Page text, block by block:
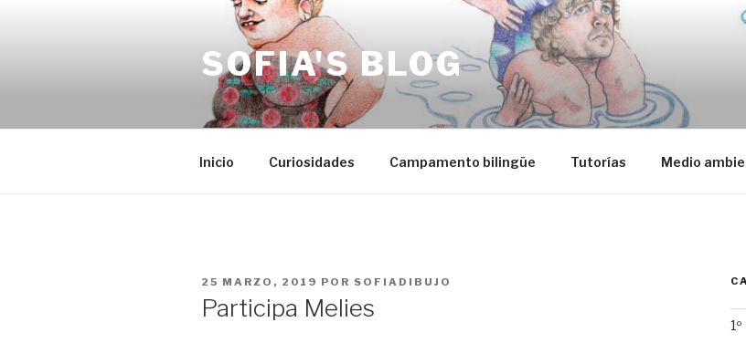
SOFIA'S BLOG
Inicio Curiosidades Campamento bilingüe Tutorías Medio
PUBLICADO
25 MARZO, 2019 POR SOFIADIBUJO
Participa Melies
1º